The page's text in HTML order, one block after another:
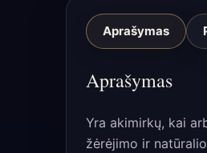
Aprašymas
Aprašymas
Yra akimirkų, kai
žėrėjimo ir